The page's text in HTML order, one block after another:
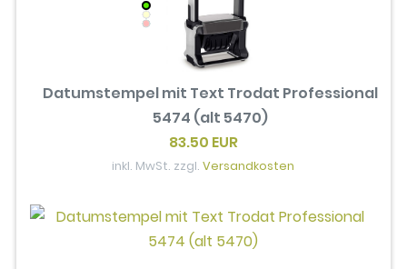
Datumstempel mit Text Trodat Professional
5474 (alt 5470)
83.50 EUR
inkl. MwSt. zzgl.Versandkosten